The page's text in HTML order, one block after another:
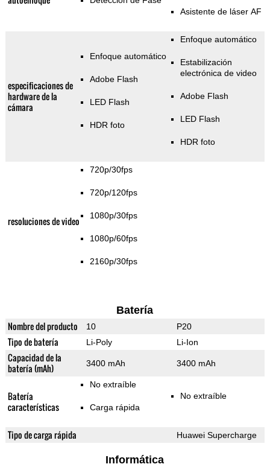
Asistente de láser AF
especificaciones de
hardware de la
cámara
Enfoque automático
Adobe Flash
LED Flash
HDR foto
Enfoque automático
Estabilización
electrónica de video
Adobe Flash
LED Flash
HDR foto
resoluciones de video
720p/30fps
720p/120fps
1080p/30fps
1080p/60fps
2160p/30fps
Batería
Nombre del producto 10 P20
Tipo de batería Li-Poly Li-Ion
Capacidad de la
batería (mAh)
3400 mAh 3400 mAh
Batería
características
No extraíble
Carga rápida
No extraíble
Tipo de carga rápida Huawei Supercharge
Informática